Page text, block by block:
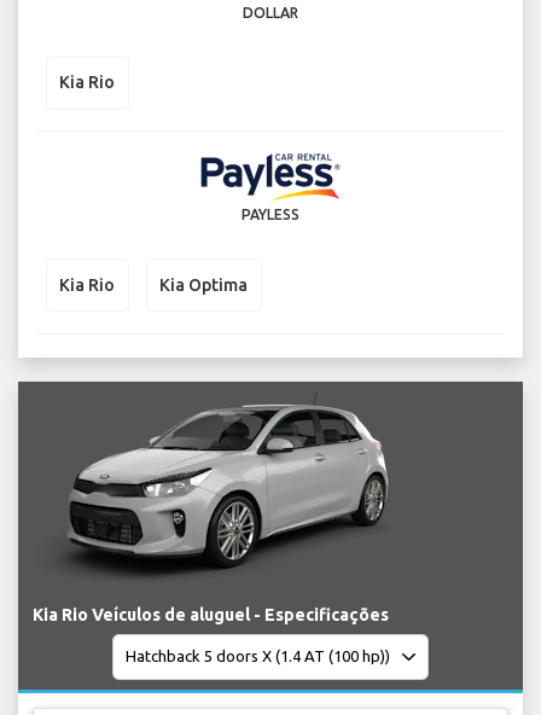
DOLLAR
Kia Rio
PAYLESS
Kia Rio Kia Optima
Kia Rio Veículos de aluguel - Especificações